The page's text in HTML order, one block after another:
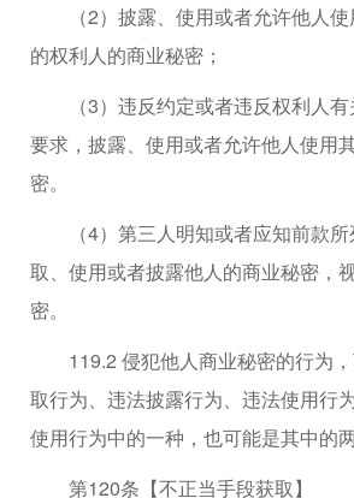
（2）披露、使用或者允许他人使
的权利人的商业秘密；
（3）违反约定或者违反权利人有
要求，披露、使用或者允许他人使用
密。
（4）第三人明知或者应知前款所
取、使用或者披露他人的商业秘密，
密。
119.2 侵犯他人商业秘密的行为，
取行为、违法披露行为、违法使用行
使用行为中的一种，也可能是其中的
第120条【不正当手段获取】